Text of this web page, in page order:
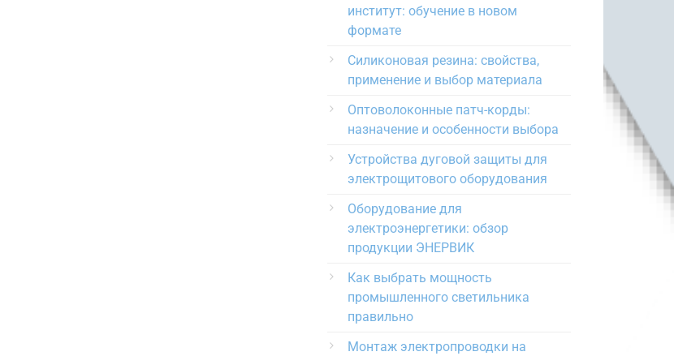
институт: обучение в новом
формате
Силиконовая резина: свойства,
применение и выбор материала
Оптоволоконные патч-корды:
назначение и особенности выбора
Устройства дуговой защиты для
электрощитового оборудования
Оборудование для
электроэнергетики: обзор
продукции ЭНЕРВИК
Как выбрать мощность
промышленного светильника
правильно
Монтаж электропроводки на